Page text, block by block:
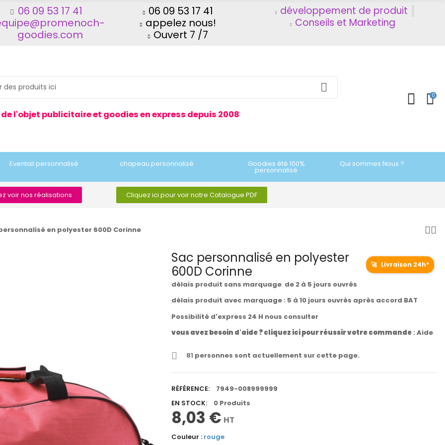
06 09 53 17 41
goodies.com
06 09 53 17 41
appelez nous!
Ouvert 7 /7
développement de produit
Conseils et Marketing
l'objet publicitaire et goodies en express depuis 2008
0
Eventail personnalisé chapeau personnalisé Goodies été 100%
personnalisé
Qui sommes Nous ?
voir nos réalisations Cliquez ici pour voir notre Catalogue PDF
en polyester 600D Corinne
Sac personnalisé en polyester
600D Corinne
🚀 Livraison 24h*
délais produit sans marquage de 2 à 5 jours ouvrés
délais produit avec marquage : 5 à 10 jours ouvrés après accord BAT
Possibilité d'express 24 H nous consulter
vous avez besoin d'aide ? cliquez ici pour réussir votre commande: Aide
81 personnes sont actuellement sur cette page.
RÉFÉRENCE:
7949-008999999
EN STOCK:
0 Produits
8,03 € HT
Couleur : rouge